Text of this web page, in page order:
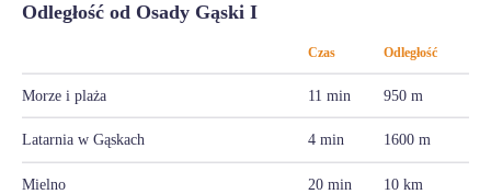
Odległość od Osady Gąski I
Czas Odległość
Morze i plaża 11 min 950 m
Latarnia w Gąskach 4 min 1600 m
Mielno 20 min 10 km